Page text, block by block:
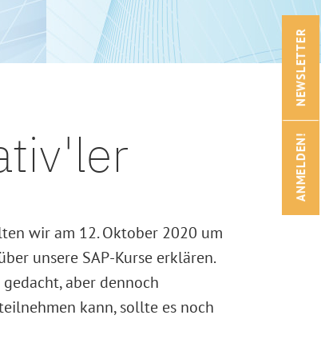
wir am 12. Oktober 2020 um
unsere SAP-Kurse erklären.
aber dennoch
kann, sollte es noch
ANMELDEN!
NEWSLETTER